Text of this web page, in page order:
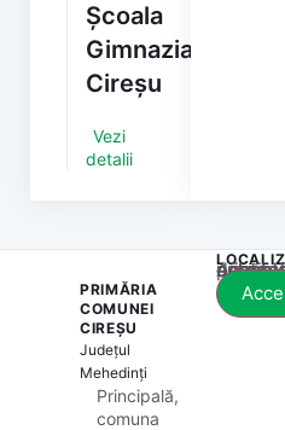
Școala
Gimnazială
Cireșu
Vezi
detalii
PRIMĂRIA
COMUNEI
CIREȘU
Județul
Mehedinți
Principală,
comuna
Acest conținut este blocat până când acceptați categoria corespunzătoare de cookie-uri.